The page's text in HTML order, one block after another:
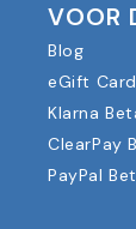
VOOR
Blog
eGift
Klarna
ClearPay
PayPal